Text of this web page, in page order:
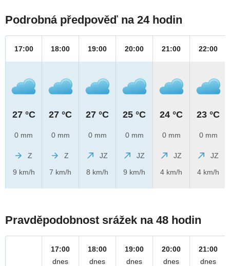
Podrobná předpověď na 24 hodin
17:00
27 °C
0 mm
Z
9 km/h
18:00
27 °C
0 mm
Z
7 km/h
19:00
27 °C
0 mm
JZ
8 km/h
20:00
25 °C
0 mm
JZ
9 km/h
21:00
24 °C
0 mm
JZ
4 km/h
22:00
23 °C
0 mm
JZ
4 km/h
Pravděpodobnost srážek na 48 hodin
17:00
dnes
18:00
dnes
19:00
dnes
20:00
dnes
21:00
dnes